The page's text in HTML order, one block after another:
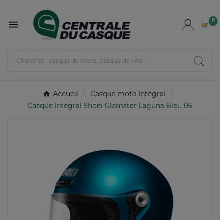
 0
Accueil
Casque moto Intégral
Casque Intégral Shoei Glamster Laguna Bleu 06